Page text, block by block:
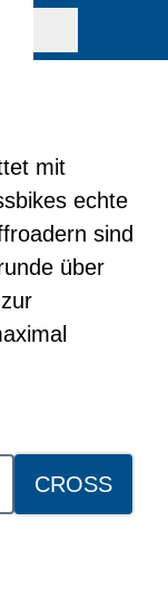
mit
echte
sind
über
CROSS